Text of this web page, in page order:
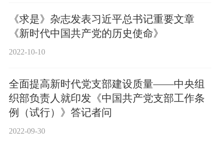
《求是》杂志发表习近平总书记重要文章
《新时代中国共产党的历史使命》
2022-10-10
全面提高新时代党支部建设质量——中央组
织部负责人就印发《中国共产党支部工作条
例（试行）》答记者问
2022-09-30